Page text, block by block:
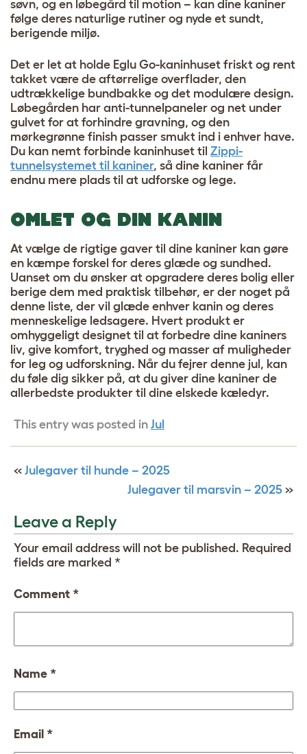
søvn, og en løbegård til motion – kan dine kaniner
følge deres naturlige rutiner og nyde et sundt,
berigende miljø.
Det er let at holde Eglu Go-kaninhuset friskt og rent
takket være de aftørrelige overflader, den
udtrækkelige bundbakke og det modulære design.
Løbegården har anti-tunnelpaneler og net under
gulvet for at forhindre gravning, og den
mørkegrønne finish passer smukt ind i enhver have.
Du kan nemt forbinde kaninhuset til Zippi-
tunnelsystemet til kaniner, så dine kaniner får
endnu mere plads til at udforske og lege.
OMLET OG DIN KANIN
At vælge de rigtige gaver til dine kaniner kan gøre
en kæmpe forskel for deres glæde og sundhed.
Uanset om du ønsker at opgradere deres bolig eller
berige dem med praktisk tilbehør, er der noget på
denne liste, der vil glæde enhver kanin og deres
menneskelige ledsagere. Hvert produkt er
omhyggeligt designet til at forbedre dine kaniners
liv, give komfort, tryghed og masser af muligheder
for leg og udforskning. Når du fejrer denne jul, kan
du føle dig sikker på, at du giver dine kaniner de
allerbedste produkter til dine elskede kæledyr.
This entry was posted in Jul
« Julegaver til hunde – 2025
Julegaver til marsvin – 2025 »
Leave a Reply
Your email address will not be published. Required
fields are marked *
Comment *
Name *
Email *